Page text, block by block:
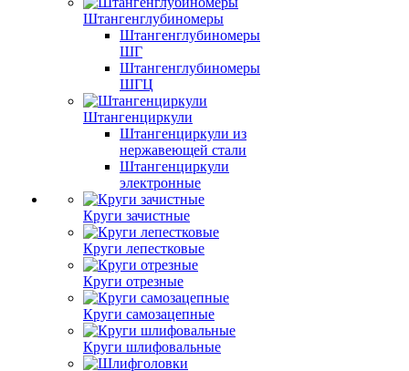
Штангенглубиномеры
Штангенглубиномеры
ШГ
Штангенглубиномеры
ШГЦ
Штангенциркули
Штангенциркули из
нержавеющей стали
Штангенциркули
электронные
Круги зачистные
Круги лепестковые
Круги отрезные
Круги самозацепные
Круги шлифовальные